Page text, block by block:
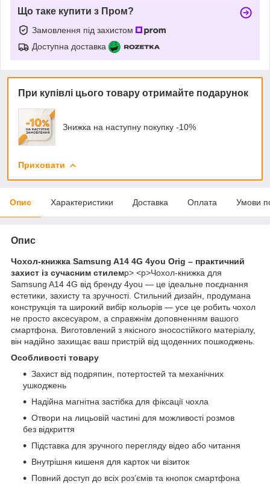
Що таке купити з Пром?
Замовлення під захистом
Доступна доставка
При купівлі цього товару отримайте подарунок
Знижка на наступну покупку -10%
Приховати
Опис Характеристики Доставка Оплата Умови
Опис
Чохол-книжка Samsung A14 4G 4you Orig – практичний
захист із сучасним стилемp> <p>Чохол-книжка для
Samsung A14 4G від бренду 4you — це ідеальне поєднання
естетики, захисту та зручності. Стильний дизайн, продумана
конструкція та широкий вибір кольорів — усе це робить чохол
не просто аксесуаром, а справжнім доповненням вашого
смартфона. Виготовлений з якісного зносостійкого матеріалу,
він надійно захищає ваш пристрій від щоденних пошкоджень.
Особливості товару
Захист від подряпин, потертостей та механічних
ушкоджень
Надійна магнітна застібка для фіксації чохла
Отвори на лицьовій частині для можливості розмов
без відкриття
Підставка для зручного перегляду відео або читання
Внутрішня кишеня для карток чи візиток
Повний доступ до всіх роз’ємів та кнопок смартфона